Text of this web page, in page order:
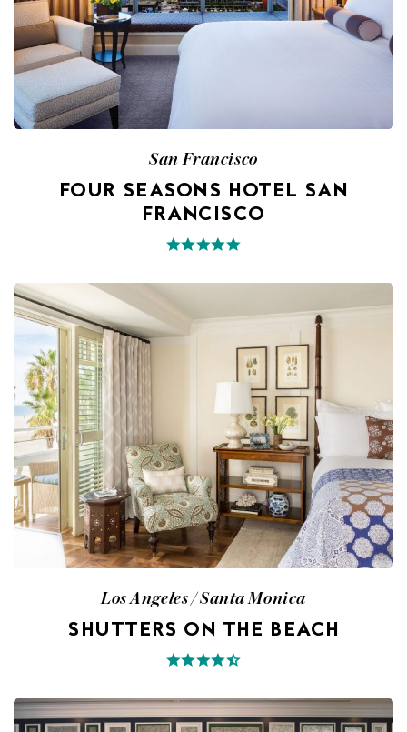
San Francisco
FOUR SEASONS HOTEL SAN
FRANCISCO
Los Angeles / Santa Monica
SHUTTERS ON THE BEACH